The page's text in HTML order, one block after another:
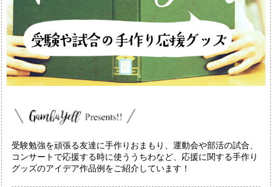
受験勉強を頑張る友達に手作りおまもり、運動会や部活の試合、
コンサートで応援する時に使ううちわなど、応援に関する手作り
グッズのアイデア作品例をご紹介しています！